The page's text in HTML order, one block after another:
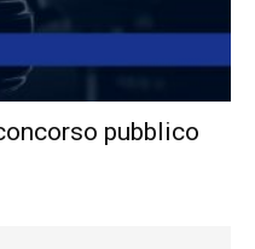
pubblico